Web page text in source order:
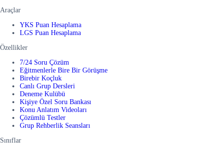
Araçlar
YKS Puan Hesaplama
LGS Puan Hesaplama
Özellikler
7/24 Soru Çözüm
Eğitmenlerle Bire Bir Görüşme
Birebir Koçluk
Canlı Grup Dersleri
Deneme Kulübü
Kişiye Özel Soru Bankası
Konu Anlatım Videoları
Çözümlü Testler
Grup Rehberlik Seansları
Sınıflar